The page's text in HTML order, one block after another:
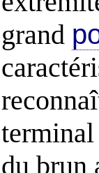
grand
du brun